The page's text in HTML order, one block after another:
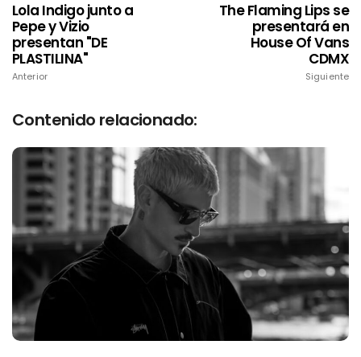
Lola Indigo junto a
Pepe y Vizio
presentan "DE
PLASTILINA"
Anterior
The Flaming Lips se
presentará en
House Of Vans
CDMX
Siguiente
Contenido relacionado: